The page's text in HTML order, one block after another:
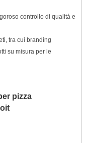
controllo di qualità e
tra cui branding
su misura per le
pizza